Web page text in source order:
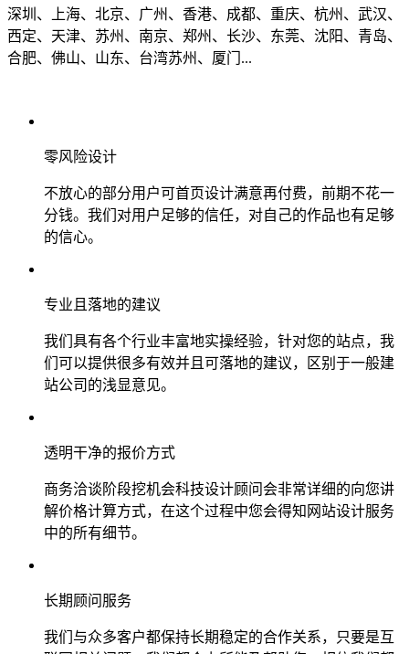
深圳、上海、北京、广州、香港、成都、重庆、杭州、武汉、
西定、天津、苏州、南京、郑州、长沙、东莞、沈阳、青岛、
合肥、佛山、山东、台湾苏州、厦门...
零风险设计
不放心的部分用户可首页设计满意再付费，前期不花一
分钱。我们对用户足够的信任，对自己的作品也有足够
的信心。
专业且落地的建议
我们具有各个行业丰富地实操经验，针对您的站点，我
们可以提供很多有效并且可落地的建议，区别于一般建
站公司的浅显意见。
透明干净的报价方式
商务洽谈阶段挖机会科技设计顾问会非常详细的向您讲
解价格计算方式，在这个过程中您会得知网站设计服务
中的所有细节。
长期顾问服务
我们与众多客户都保持长期稳定的合作关系，只要是互